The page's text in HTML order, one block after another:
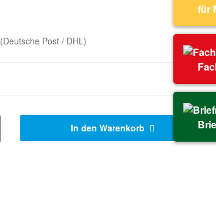
(Deutsche Post / DHL)
In den Warenkorb
für